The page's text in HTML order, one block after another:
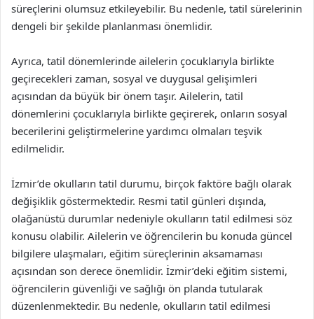
süreçlerini olumsuz etkileyebilir. Bu nedenle, tatil sürelerinin
dengeli bir şekilde planlanması önemlidir.
Ayrıca, tatil dönemlerinde ailelerin çocuklarıyla birlikte
geçirecekleri zaman, sosyal ve duygusal gelişimleri
açısından da büyük bir önem taşır. Ailelerin, tatil
dönemlerini çocuklarıyla birlikte geçirerek, onların sosyal
becerilerini geliştirmelerine yardımcı olmaları teşvik
edilmelidir.
İzmir’de okulların tatil durumu, birçok faktöre bağlı olarak
değişiklik göstermektedir. Resmi tatil günleri dışında,
olağanüstü durumlar nedeniyle okulların tatil edilmesi söz
konusu olabilir. Ailelerin ve öğrencilerin bu konuda güncel
bilgilere ulaşmaları, eğitim süreçlerinin aksamaması
açısından son derece önemlidir. İzmir’deki eğitim sistemi,
öğrencilerin güvenliği ve sağlığı ön planda tutularak
düzenlenmektedir. Bu nedenle, okulların tatil edilmesi